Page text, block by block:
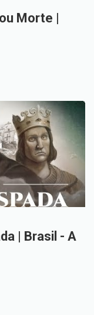
Morte |
| Brasil - A